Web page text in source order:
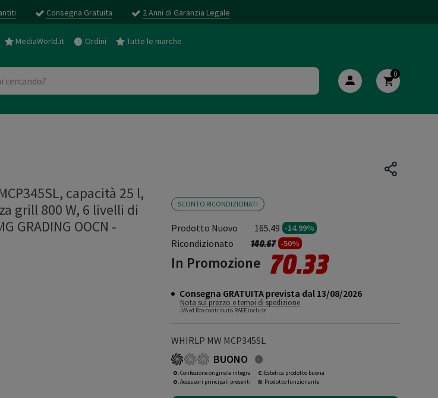
Consegna Gratuita 2 Anni di Garanzia Legale
MediaWorld.it Ordini Tutte le marche
0
capacità 25 l,
grill 800 W, 6 livelli di
GRADING OOCN -
SCONTO RICONDIZIONATI
Prodotto Nuovo 165.49 -14.99%
Ricondizionato Prezzo ridotto da
140.67a-50%
In Promozione 70.33
Consegna GRATUITA prevista dal 13/08/2026
Nota sul prezzo e tempi di spedizione
IVA ed Eco-contributo RAEE incluse
WHIRLP MW MCP345SL
BUONO
O: Confezione originale integra
O: Accessori principali presenti
C: Estetica prodotto buona
N: Prodotto funzionante